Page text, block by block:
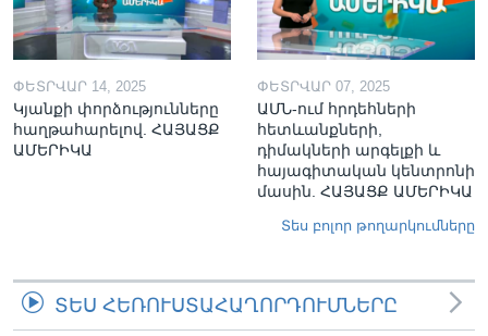
ՓԵՏՐՎԱՐ 14, 2025
Կյանքի փորձությունները
հաղթահարելով. ՀԱՅԱՑՔ
ԱՄԵՐԻԿԱ
ՓԵՏՐՎԱՐ 07, 2025
ԱՄՆ-ում հրդեհների
հետևանքների,
դիմակների արգելքի և
հայագիտական կենտրոնի
մասին. ՀԱՅԱՑՔ ԱՄԵՐԻԿԱ
Տես բոլոր թողարկումները
ՏԵՍ ՀԵՌՈՒՍՏԱՀԱՂՈՐԴՈՒՄՆԵՐԸ